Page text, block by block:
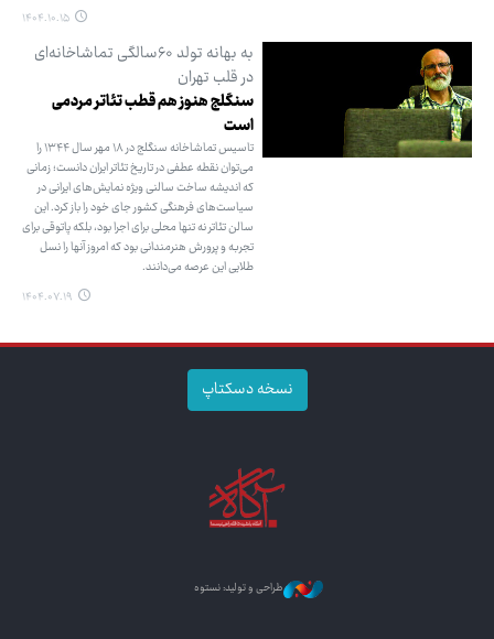
۱۴۰۴.۱۰.۱۵
به بهانه تولد ۶۰سالگی تماشاخانه‌ای
در قلب تهران
سنگلج هنوز هم قطب تئاتر مردمی
است
تاسیس تماشاخانه سنگلج در ۱۸ مهر سال ۱۳۴۴ را
می‌توان نقطه عطفی در تاریخ تئاتر ایران دانست؛ زمانی
که اندیشه ساخت سالنی ویژه نمایش‌های ایرانی در
سیاست‌های فرهنگی کشور جای خود را باز کرد. این
سالن تئاتر نه تنها محلی برای اجرا بود، بلکه پاتوقی برای
تجربه و پرورش هنرمندانی بود که امروز آنها را نسل
طلایی این عرصه می‌دانند.
۱۴۰۴.۰۷.۱۹
نسخه دسکتاپ
طراحی و تولید: نستوه